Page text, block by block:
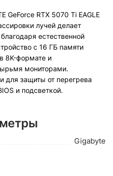
GeForce RTX 5070 Ti EAGLE
лучей делает
естественной
с 16 ГБ памяти
8K-формате и
мониторами.
для защиты от перегрева
и подсветкой.
Gigabyte